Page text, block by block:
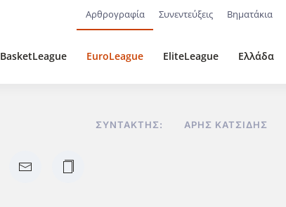
Αρθρογραφία Συνεντεύξεις Βηματάκια
BasketLeague EuroLeague EliteLeague Ελλάδα
ΣΥΝΤΆΚΤΗΣ: ΆΡΗΣ ΚΑΤΣΊΔΗΣ